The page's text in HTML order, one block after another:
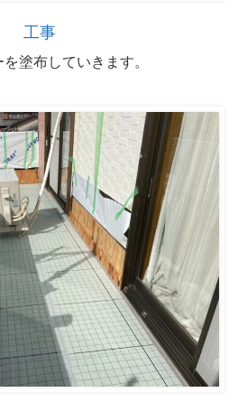
工事
塗布していきます。